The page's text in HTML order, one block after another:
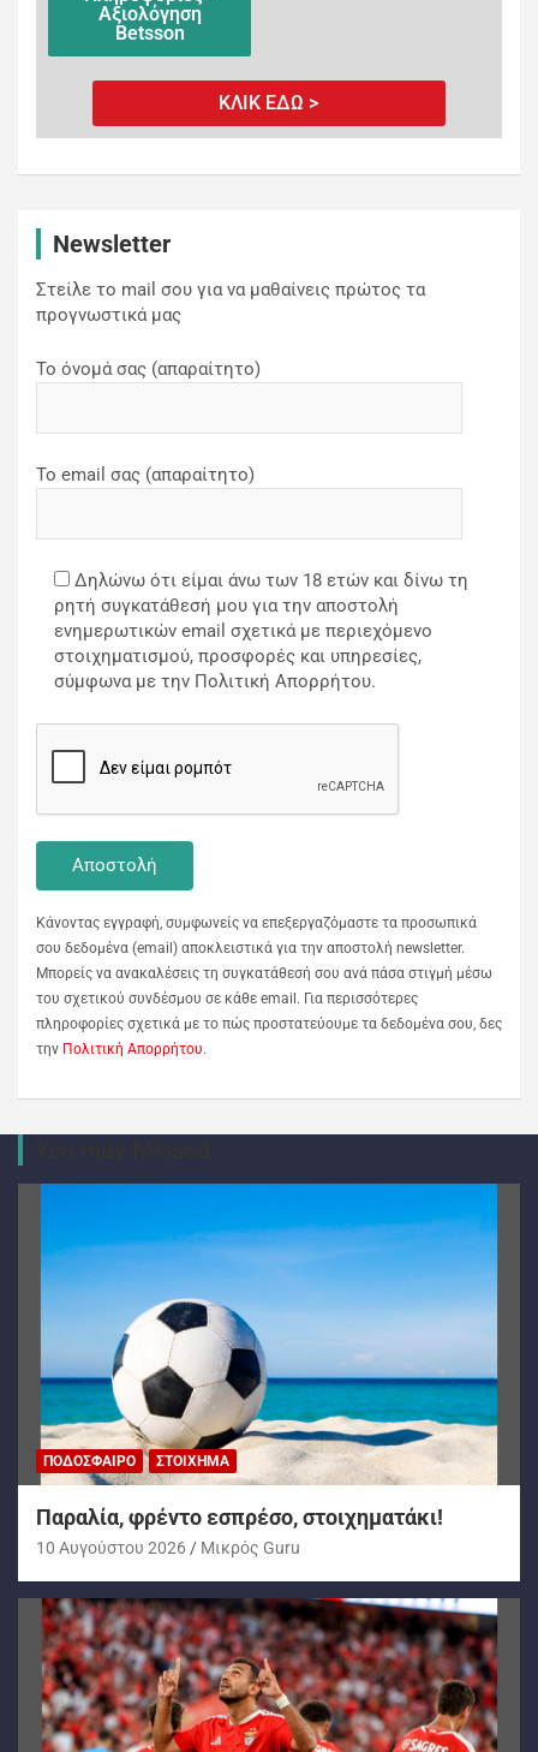
Αξιολόγηση
Betsson
ΚΛΙΚ ΕΔΩ >
Newsletter
Στείλε το mail σου για να μαθαίνεις πρώτος τα
προγνωστικά μας
Το όνομά σας (απαραίτητο)
Το email σας (απαραίτητο)
Δηλώνω ότι είμαι άνω των 18 ετών και δίνω τη
ρητή συγκατάθεσή μου για την αποστολή
ενημερωτικών email σχετικά με περιεχόμενο
στοιχηματισμού, προσφορές και υπηρεσίες,
σύμφωνα με την Πολιτική Απορρήτου.
Κάνοντας εγγραφή, συμφωνείς να επεξεργαζόμαστε τα προσωπικά
σου δεδομένα (email) αποκλειστικά για την αποστολή newsletter.
Μπορείς να ανακαλέσεις τη συγκατάθεσή σου ανά πάσα στιγμή μέσω
του σχετικού συνδέσμου σε κάθε email. Για περισσότερες
πληροφορίες σχετικά με το πώς προστατεύουμε τα δεδομένα σου, δες
την Πολιτική Απορρήτου.
ΠΟΔΌΣΦΑΙΡΟ ΣΤΟΊΧΗΜΑ
Παραλία, φρέντο εσπρέσο, στοιχηματάκι!
10 Αυγούστου 2026 Mικρός Guru